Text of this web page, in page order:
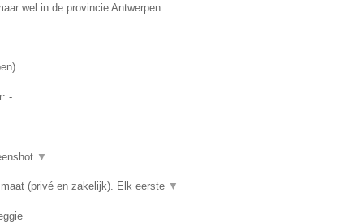
wel in de provincie Antwerpen.
)
-
▼
(privé en zakelijk). Elk eerste ▼